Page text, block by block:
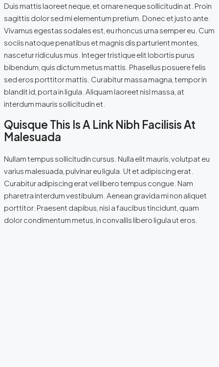
Duis mattis laoreet neque, et ornare neque sollicitudin at. Proin
sagittis dolor sed mi elementum pretium. Donec et justo ante.
Vivamus egestas sodales est, eu rhoncus urna semper eu. Cum
sociis natoque penatibus et magnis dis parturient montes,
nascetur ridiculus mus. Integer tristique elit lobortis purus
bibendum, quis dictum metus mattis. Phasellus posuere felis
sed eros porttitor mattis. Curabitur massa magna, tempor in
blandit id, porta in ligula. Aliquam laoreet nisl massa, at
interdum mauris sollicitudin et.
Quisque This Is A Link Nibh Facilisis At
Malesuada
Nullam tempus sollicitudin cursus. Nulla elit mauris, volutpat eu
varius malesuada, pulvinar eu ligula. Ut et adipiscing erat.
Curabitur adipiscing erat vel libero tempus congue. Nam
pharetra interdum vestibulum. Aenean gravida mi non aliquet
porttitor. Praesent dapibus, nisi a faucibus tincidunt, quam
dolor condimentum metus, in convallis libero ligula ut eros.